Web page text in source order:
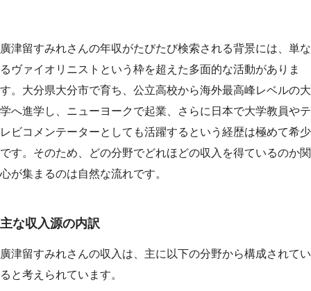
廣津留すみれさんの年収がたびたび検索される背景には、単な
るヴァイオリニストという枠を超えた多面的な活動がありま
す。大分県大分市で育ち、公立高校から海外最高峰レベルの大
学へ進学し、ニューヨークで起業、さらに日本で大学教員やテ
レビコメンテーターとしても活躍するという経歴は極めて希少
です。そのため、どの分野でどれほどの収入を得ているのか関
心が集まるのは自然な流れです。
主な収入源の内訳
廣津留すみれさんの収入は、主に以下の分野から構成されてい
ると考えられています。